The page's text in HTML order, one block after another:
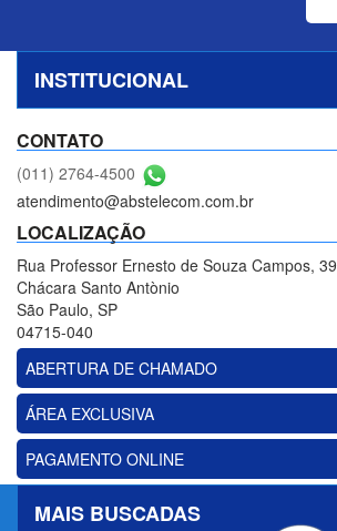
INSTITUCIONAL
CONTATO
(011) 2764-4500
atendimento@abstelecom.com.br
LOCALIZAÇÃO
Rua Professor Ernesto de Souza Campos, 39
Chácara Santo Antònio
São Paulo, SP
04715-040
ABERTURA DE CHAMADO
ÁREA EXCLUSIVA
PAGAMENTO ONLINE
MAIS BUSCADAS